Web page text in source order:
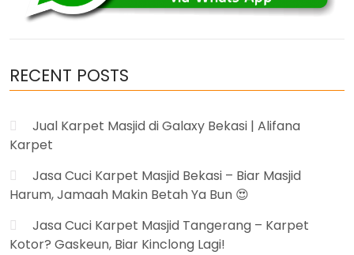
RECENT POSTS
Jual Karpet Masjid di Galaxy Bekasi | Alifana
Karpet
Jasa Cuci Karpet Masjid Bekasi – Biar Masjid
Harum, Jamaah Makin Betah Ya Bun 😍
Jasa Cuci Karpet Masjid Tangerang – Karpet
Kotor? Gaskeun, Biar Kinclong Lagi!